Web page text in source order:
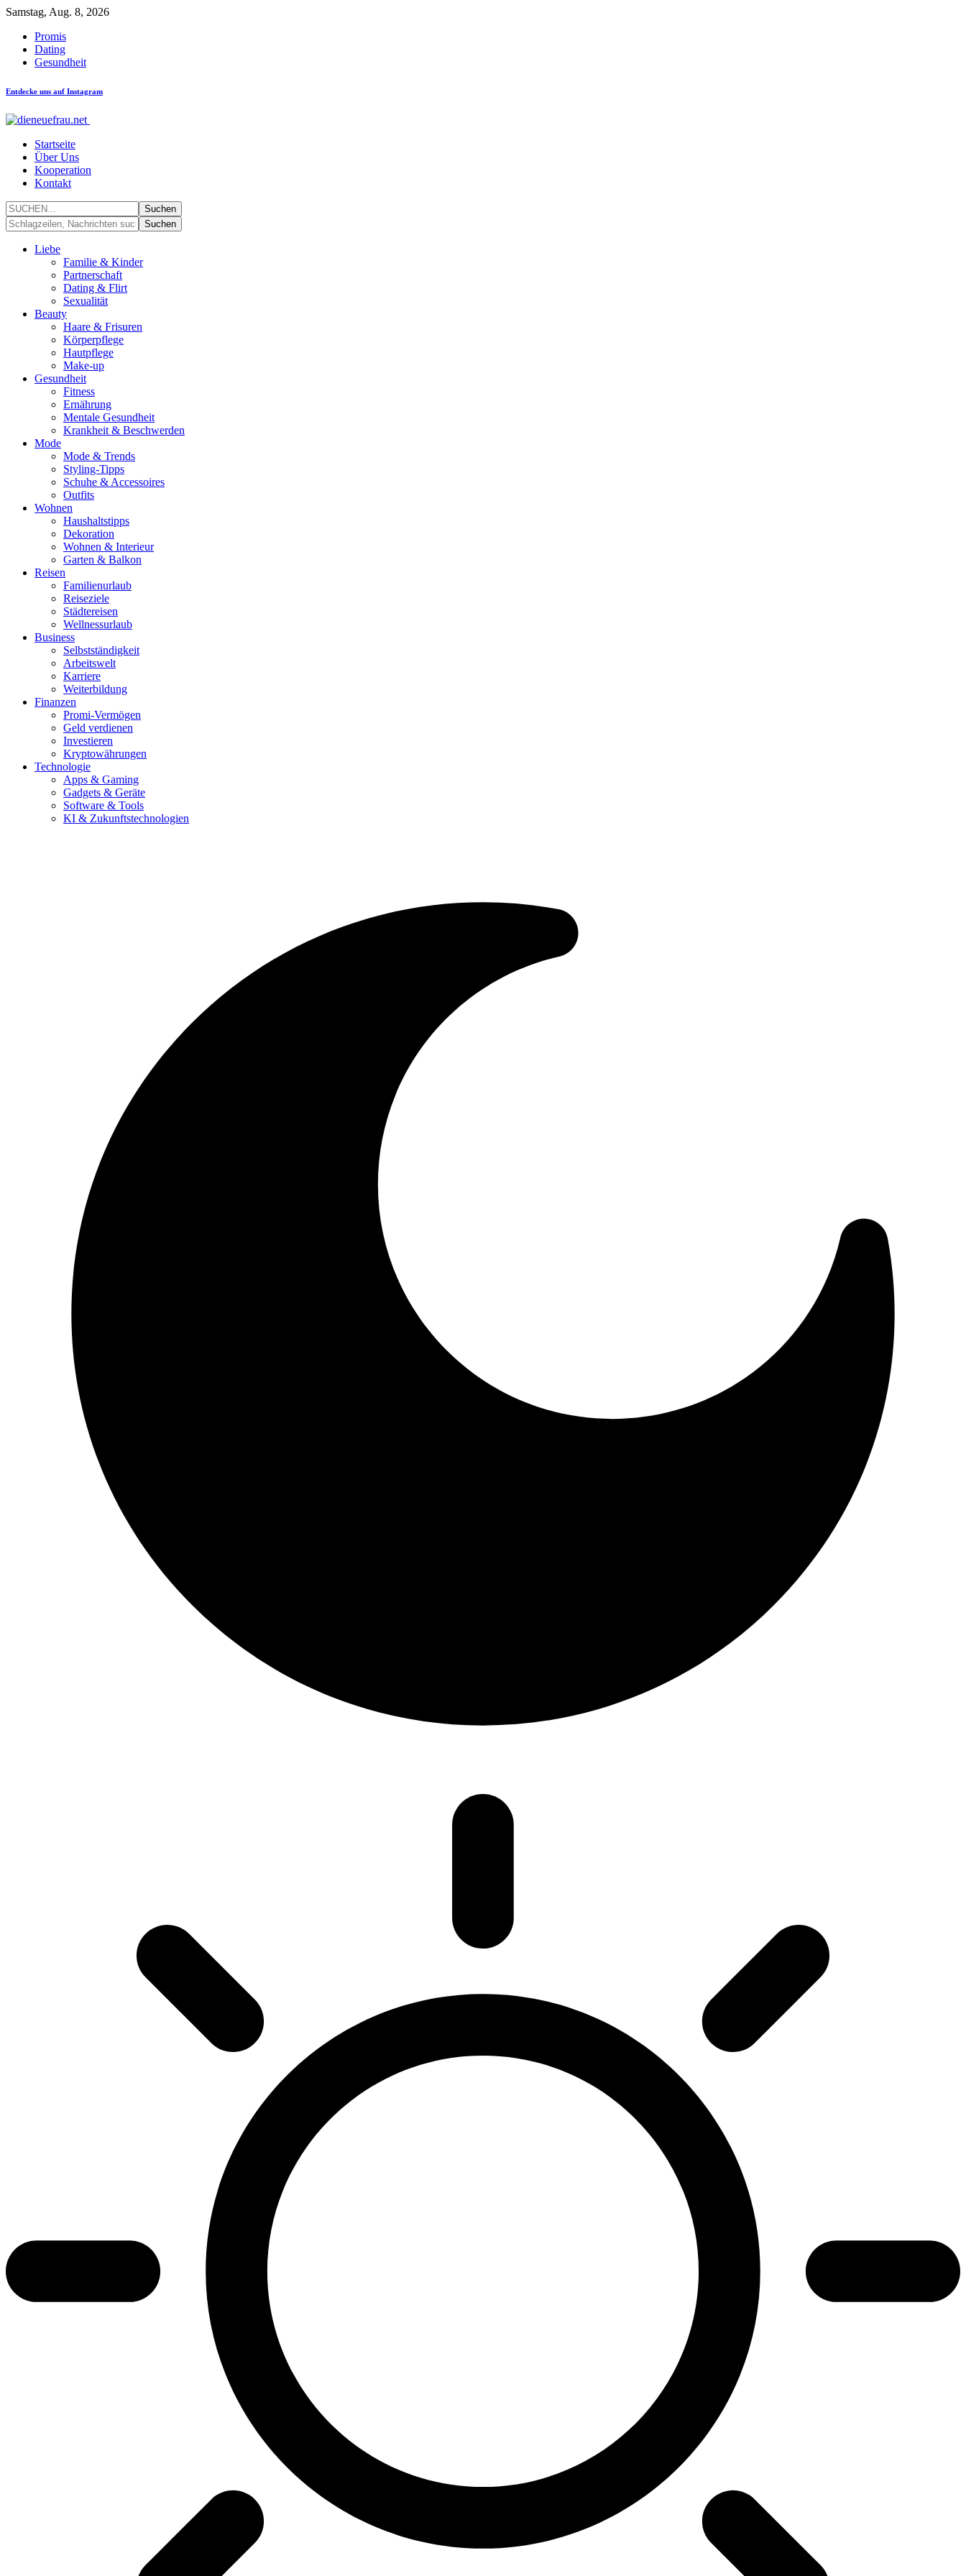
Samstag, Aug. 8, 2026
Promis
Dating
Gesundheit
Entdecke uns auf Instagram
Startseite
Über Uns
Kooperation
Kontakt
Liebe
Familie & Kinder
Partnerschaft
Dating & Flirt
Sexualität
Beauty
Haare & Frisuren
Körperpflege
Hautpflege
Make-up
Gesundheit
Fitness
Ernährung
Mentale Gesundheit
Krankheit & Beschwerden
Mode
Mode & Trends
Styling-Tipps
Schuhe & Accessoires
Outfits
Wohnen
Haushaltstipps
Dekoration
Wohnen & Interieur
Garten & Balkon
Reisen
Familienurlaub
Reiseziele
Städtereisen
Wellnessurlaub
Business
Selbstständigkeit
Arbeitswelt
Karriere
Weiterbildung
Finanzen
Promi-Vermögen
Geld verdienen
Investieren
Kryptowährungen
Technologie
Apps & Gaming
Gadgets & Geräte
Software & Tools
KI & Zukunftstechnologien